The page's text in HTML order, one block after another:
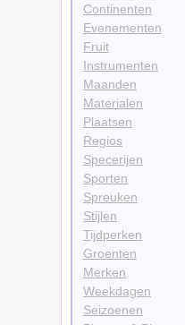
Continenten
Evenementen
Fruit
Instrumenten
Maanden
Materialen
Plaatsen
Regios
Specerijen
Sporten
Spreuken
Stijlen
Tijdperken
Groenten
Merken
Weekdagen
Seizoenen